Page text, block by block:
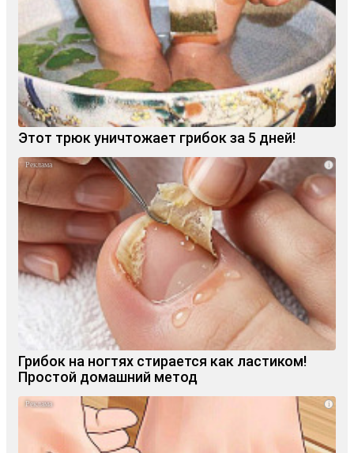
Этот трюк уничтожает грибок за 5 дней!
i
Грибок на ногтях стирается как ластиком!
Простой домашний метод
i